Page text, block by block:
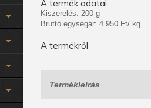
A termék adatai
Kiszerelés: 200 g
Bruttó egységár: 4 950 Ft/ kg
A termékről
Termékleírás